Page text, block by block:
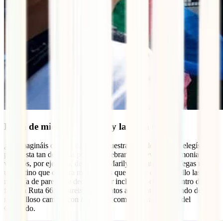
Luna de miel en las Vegas y la Ruta 66
¿Os imagináis casaros de nuevo vuestra luna de miel? Si elegís esta
propuesta tan de moda podréis celebrar de nuevo la ceremonia
vestidos, por ejemplo, de Elvis y Marilyn Monroe. Las Vegas no es
un destino que dé para mucho más que un par días, por ello las
mayoría de parejas se decantan por incluir ese destino dentro de la
famosa Ruta 66. Pasareis horas juntos al volante disfrutando de un
maravilloso camino con
como el Gran Cañón del
Colorado.